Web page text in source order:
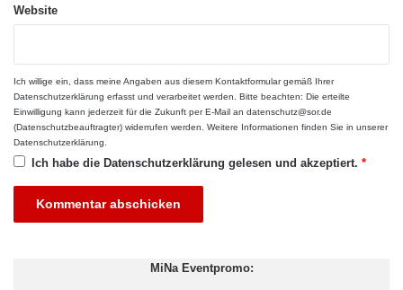
So lässt sich eineSoftware zur Urlaubsplanung in Microsoft
Teamkalender darzustellen.
Dadurch lassen sich Rückfragen reduzieren und auch
Vertretungsregelungen wesentlich leichter umsetzen – vor
allem dann, wenn Kolleg:innen aus dem Homeoffice oder mobil
arbeiten.
Übersicht ohne zusätzlichen Verwaltungsaufwand.
Website
Ich willige ein, dass meine Angaben aus diesem Kontaktformular gemäß Ihrer
Datenschutzerklärung erfasst und verarbeitet werden. Bitte beachten: Die erteilte
Einwilligung kann jederzeit für die Zukunft per E-Mail an datenschutz@sor.de
(Datenschutzbeauftragter) widerrufen werden. Weitere Informationen finden Sie in unserer
Datenschutzerklärung
Ich habe die Datenschutzerklärung gelesen und akzeptiert. *
MiNa Eventpromo: